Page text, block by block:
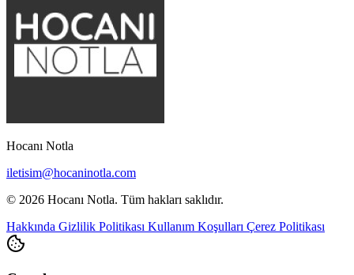
Hocanı Notla
iletisim@hocaninotla.com
© 2026 Hocanı Notla. Tüm hakları saklıdır.
Hakkında Gizlilik Politikası Kullanım Koşulları Çerez Politikası